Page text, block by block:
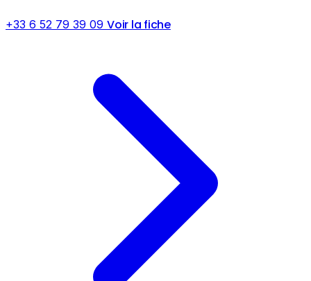
+33 6 52 79 39 09 Voir la fiche